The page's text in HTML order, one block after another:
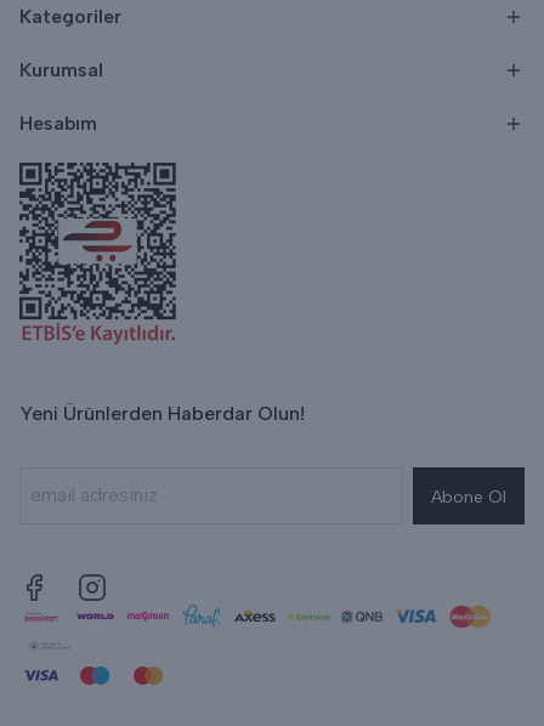
Kategoriler
Kurumsal
Hesabım
Yeni Ürünlerden Haberdar Olun!
Abone Ol